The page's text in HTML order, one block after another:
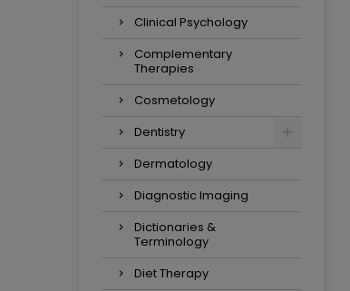
Clinical Psychology
Complementary
Therapies
Cosmetology
Dentistry
Dermatology
Diagnostic Imaging
Dictionaries &
Terminology
Diet Therapy